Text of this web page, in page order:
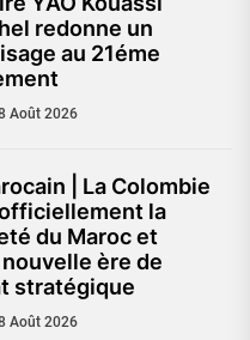
redonne un
au 21éme
Août 2026
| La Colombie
la
du Maroc et
ère de
stratégique
Août 2026